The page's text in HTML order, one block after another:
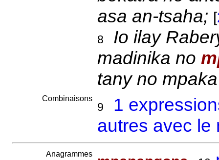
asa an-tsaha; [
8
Io ilay
madinika no
tany no
Combinaisons
9
1
autres avec le
Anagrammes